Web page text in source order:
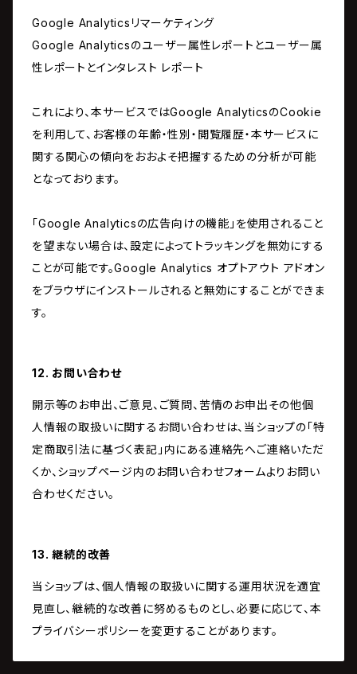
Google Analyticsリマーケティング
Google Analyticsのユーザー属性レポートとユーザー属
性レポートとインタレスト レポート
これにより、本サービスではGoogle AnalyticsのCookie
を利用して、お客様の年齢・性別・閲覧履歴・本サービスに
関する関心の傾向をおおよそ把握するための分析が可能
となっております。
「Google Analyticsの広告向けの機能」を使用されること
を望まない場合は、設定によってトラッキングを無効にする
ことが可能です。Google Analytics オプトアウト アドオン
をブラウザにインストールされると無効にすることができま
す。
12. お問い合わせ
開示等のお申出、ご意見、ご質問、苦情のお申出その他個
人情報の取扱いに関するお問い合わせは、当ショップの「特
定商取引法に基づく表記」内にある連絡先へご連絡いただ
くか、ショップページ内のお問い合わせフォームよりお問い
合わせください。
13. 継続的改善
当ショップは、個人情報の取扱いに関する運用状況を適宜
見直し、継続的な改善に努めるものとし、必要に応じて、本
プライバシーポリシーを変更することがあります。